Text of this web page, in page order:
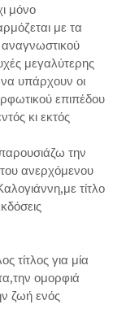
μόνο
με τα
αναγνωστικού
μεγαλύτερης
υπάρχουν οι
επιπέδου
κι εκτός
την
ανερχόμενου
τίτλο
τίτλος για μία
ομορφιά
ζωή ενός